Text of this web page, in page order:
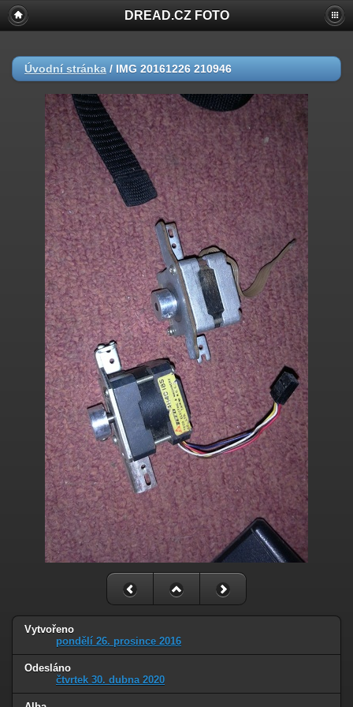
DREAD.CZ FOTO
Úvodní stránka / IMG 20161226 210946
Vytvořeno
pondělí 26. prosince 2016
Odesláno
čtvrtek 30. dubna 2020